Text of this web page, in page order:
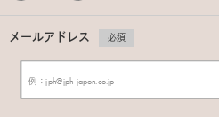
メールアドレス 必須